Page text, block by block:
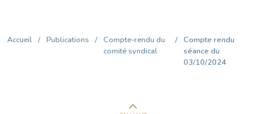
Accueil / Publications / Compte-rendu du
comité syndical
/ Compte rendu
séance du
03/10/2024